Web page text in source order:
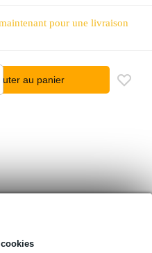
pour une livraison
au panier